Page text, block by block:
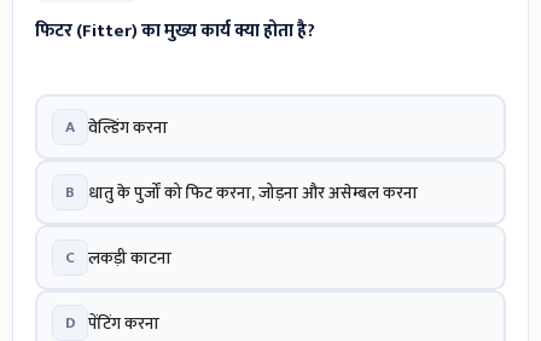
फिटर (Fitter) का मुख्य कार्य क्या होता है?
A वेल्डिंग करना
B धातु के पुर्जों को फिट करना, जोड़ना और असेम्बल करना
C लकड़ी काटना
D पेंटिंग करना